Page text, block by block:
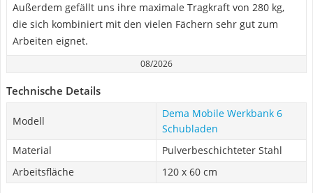
Außerdem gefällt uns ihre maximale Tragkraft von 280 kg,
die sich kombiniert mit den vielen Fächern sehr gut zum
Arbeiten eignet.
08/2026
Technische Details
Modell
Dema Mobile Werkbank 6
Schubladen
Material
Pulverbeschichteter Stahl
Arbeitsfläche
120 x 60 cm